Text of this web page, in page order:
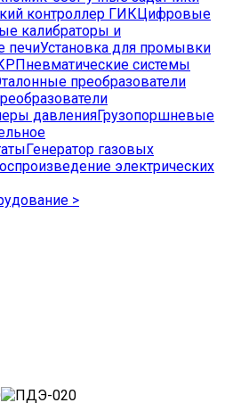
контроллер ГИКЦифровые
калибраторы и
печиУстановка для промывки
Пневматические системы
преобразователи
давленияГрузопоршневые
Генератор газовых
электрических
>